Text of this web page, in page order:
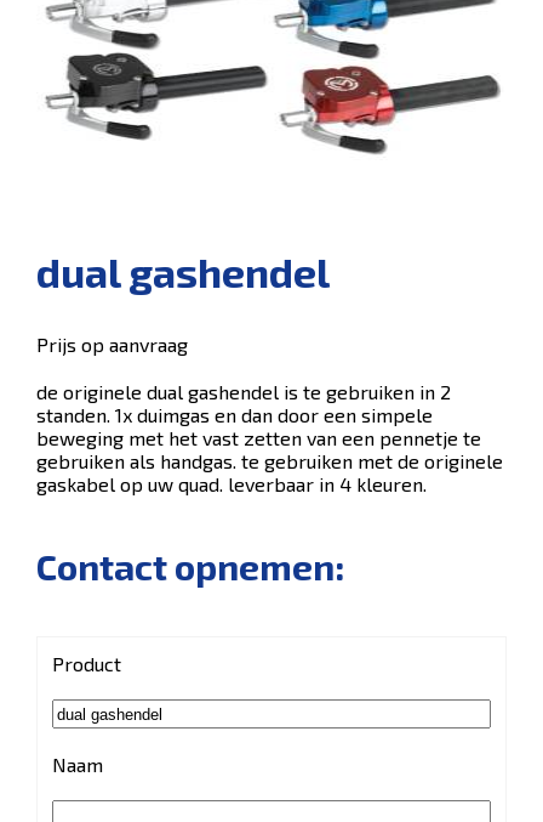
dual gashendel
Prijs op aanvraag
de originele dual gashendel is te gebruiken in 2
standen. 1x duimgas en dan door een simpele
beweging met het vast zetten van een pennetje te
gebruiken als handgas. te gebruiken met de originele
gaskabel op uw quad. leverbaar in 4 kleuren.
Contact opnemen:
Product
Naam